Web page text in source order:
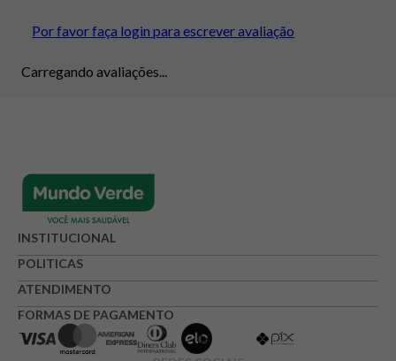
Por favor faça login para escrever avaliação
Carregando avaliações...
INSTITUCIONAL
POLITICAS
ATENDIMENTO
FORMAS DE PAGAMENTO